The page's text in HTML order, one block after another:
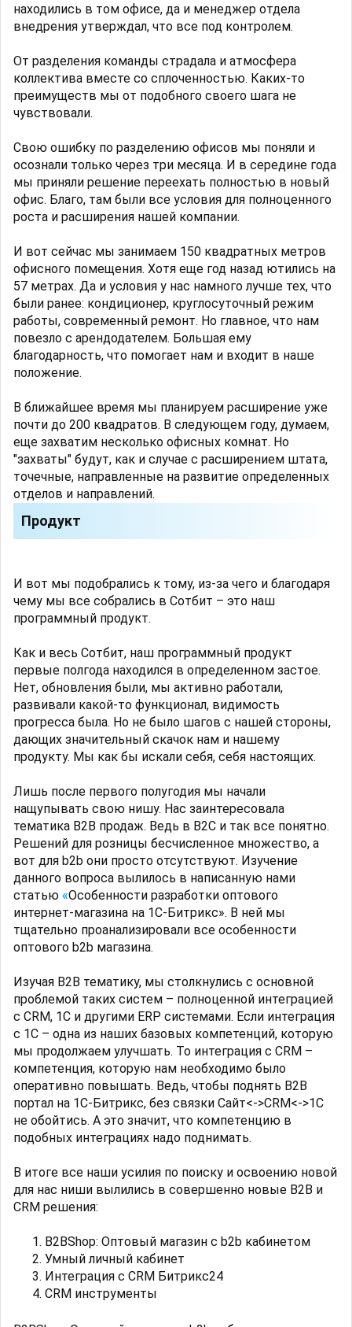
находились в том офисе, да и менеджер отдела
внедрения утверждал, что все под контролем.
От разделения команды страдала и атмосфера
коллектива вместе со сплоченностью. Каких-то
преимуществ мы от подобного своего шага не
чувствовали.
Свою ошибку по разделению офисов мы поняли и
осознали только через три месяца. И в середине года
мы приняли решение переехать полностью в новый
офис. Благо, там были все условия для полноценного
роста и расширения нашей компании.
И вот сейчас мы занимаем 150 квадратных метров
офисного помещения. Хотя еще год назад ютились на
57 метрах. Да и условия у нас намного лучше тех, что
были ранее: кондиционер, круглосуточный режим
работы, современный ремонт. Но главное, что нам
повезло с арендодателем. Большая ему
благодарность, что помогает нам и входит в наше
положение.
В ближайшее время мы планируем расширение уже
почти до 200 квадратов. В следующем году, думаем,
еще захватим несколько офисных комнат. Но
"захваты" будут, как и случае с расширением штата,
точечные, направленные на развитие определенных
отделов и направлений.
Продукт
И вот мы подобрались к тому, из-за чего и благодаря
чему мы все собрались в Сотбит – это наш
программный продукт.
Как и весь Сотбит, наш программный продукт
первые полгода находился в определенном застое.
Нет, обновления были, мы активно работали,
развивали какой-то функционал, видимость
прогресса была. Но не было шагов с нашей стороны,
дающих значительный скачок нам и нашему
продукту. Мы как бы искали себя, себя настоящих.
Лишь после первого полугодия мы начали
нащупывать свою нишу. Нас заинтересовала
тематика B2B продаж. Ведь в B2C и так все понятно.
Решений для розницы бесчисленное множество, а
вот для b2b они просто отсутствуют. Изучение
данного вопроса вылилось в написанную нами
статью «Особенности разработки оптового
интернет-магазина на 1С-Битрикс». В ней мы
тщательно проанализировали все особенности
оптового b2b магазина.
Изучая B2B тематику, мы столкнулись с основной
проблемой таких систем – полноценной интеграцией
с CRM, 1C и другими ERP системами. Если интеграция
с 1С – одна из наших базовых компетенций, которую
мы продолжаем улучшать. То интеграция с CRM –
компетенция, которую нам необходимо было
оперативно повышать. Ведь, чтобы поднять B2B
портал на 1С-Битрикс, без связки Сайт<->CRM<->1C
не обойтись. А это значит, что компетенцию в
подобных интеграциях надо поднимать.
В итоге все наши усилия по поиску и освоению новой
для нас ниши вылились в совершенно новые B2B и
CRM решения:
B2BShop: Оптовый магазин с b2b кабинетом
Умный личный кабинет
Интеграция с CRM Битрикс24
CRM инструменты